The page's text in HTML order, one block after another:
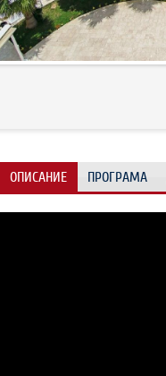
ОПИСАНИЕ ПРОГРАМА